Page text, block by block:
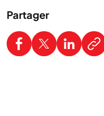
Partager